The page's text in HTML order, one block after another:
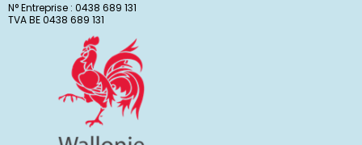
N° Entreprise : 0438 689 131
TVA BE 0438 689 131